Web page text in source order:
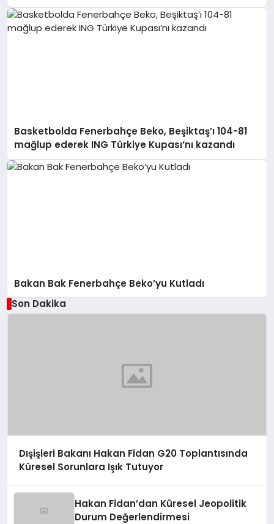
Basketbolda Fenerbahçe Beko, Beşiktaş’ı 104-81
mağlup ederek ING Türkiye Kupası’nı kazandı
Bakan Bak Fenerbahçe Beko’yu Kutladı
Son Dakika
Dışişleri Bakanı Hakan Fidan G20 Toplantısında
Küresel Sorunlara Işık Tutuyor
Hakan Fidan’dan Küresel Jeopolitik
Durum Değerlendirmesi